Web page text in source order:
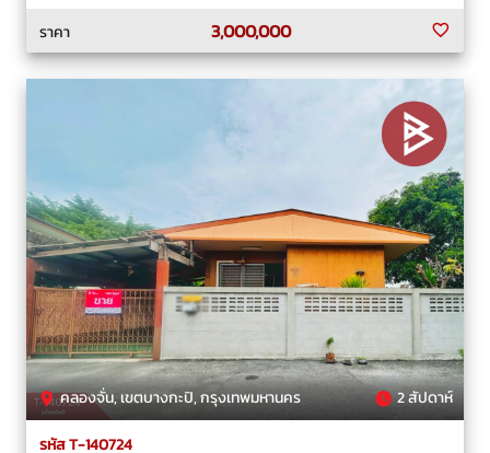
ราคา 3,000,000
คลองจั่น, เขตบางกะปิ, กรุงเทพมหานคร 2 สัปดาห์
รหัส T-140724